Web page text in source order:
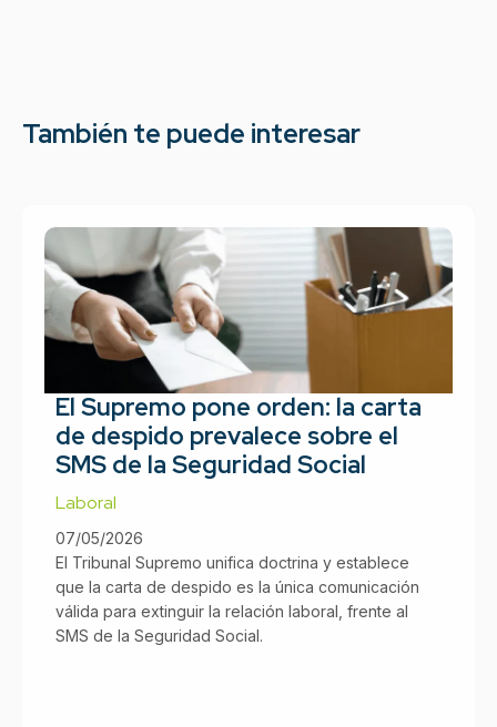
También te puede interesar
El Supremo pone orden: la carta
de despido prevalece sobre el
SMS de la Seguridad Social
Laboral
07/05/2026
El Tribunal Supremo unifica doctrina y establece
que la carta de despido es la única comunicación
válida para extinguir la relación laboral, frente al
SMS de la Seguridad Social.